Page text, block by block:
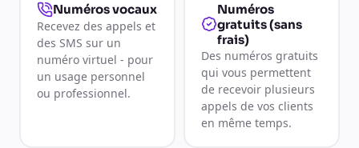
Numéros vocaux
Recevez des appels et
des SMS sur un
numéro virtuel - pour
un usage personnel
ou professionnel.
Numéros
gratuits (sans
frais)
Des numéros gratuits
qui vous permettent
de recevoir plusieurs
appels de vos clients
en même temps.